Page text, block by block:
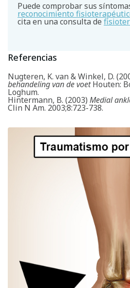
Puede comprobar sus
reconocimiento
cita en una consulta de
Referencias
Nugteren, K. van & Winkel, D.
behandeling van de voetHouten:
Loghum.
Hintermann, B. (2003) Medial
Clin N Am. 2003;8:723-738.